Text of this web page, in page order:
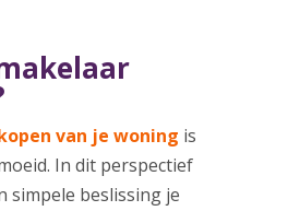
van je woning is
In dit perspectief
simpele beslissing je